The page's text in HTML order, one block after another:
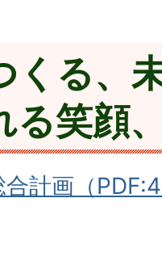
くる、
る笑顔
計画（